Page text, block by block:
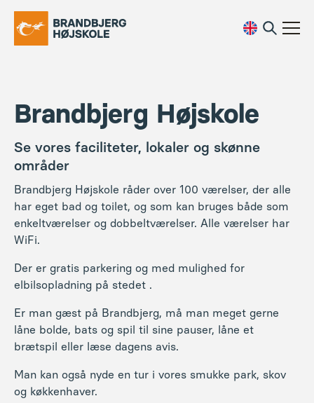
Brandbjerg Højskole
Se vores faciliteter, lokaler og skønne
områder
Brandbjerg Højskole råder over 100 værelser, der alle
har eget bad og toilet, og som kan bruges både som
enkeltværelser og dobbeltværelser. Alle værelser har
WiFi.
Der er gratis parkering og med mulighed for
elbilsopladning på stedet .
Er man gæst på Brandbjerg, må man meget gerne
låne bolde, bats og spil til sine pauser, låne et
brætspil eller læse dagens avis.
Man kan også nyde en tur i vores smukke park, skov
og køkkenhaver.